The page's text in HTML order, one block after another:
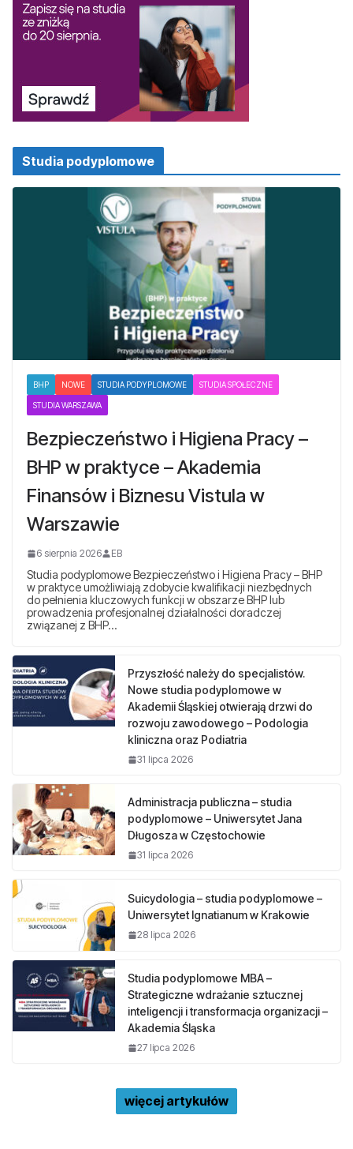
Studia podyplomowe
BHP NOWE STUDIA PODYPLOMOWE STUDIA SPOŁECZNE
STUDIA WARSZAWA
Bezpieczeństwo i Higiena Pracy –
BHP w praktyce – Akademia
Finansów i Biznesu Vistula w
Warszawie
6 sierpnia 2026 EB
Studia podyplomowe Bezpieczeństwo i Higiena Pracy – BHP
w praktyce umożliwiają zdobycie kwalifikacji niezbędnych
do pełnienia kluczowych funkcji w obszarze BHP lub
prowadzenia profesjonalnej działalności doradczej
związanej z BHP…
Przyszłość należy do specjalistów.
Nowe studia podyplomowe w
Akademii Śląskiej otwierają drzwi do
rozwoju zawodowego – Podologia
kliniczna oraz Podiatria
31 lipca 2026
Administracja publiczna – studia
podyplomowe – Uniwersytet Jana
Długosza w Częstochowie
31 lipca 2026
Suicydologia – studia podyplomowe –
Uniwersytet Ignatianum w Krakowie
28 lipca 2026
Studia podyplomowe MBA –
Strategiczne wdrażanie sztucznej
inteligencji i transformacja organizacji –
Akademia Śląska
27 lipca 2026
więcej artykułów